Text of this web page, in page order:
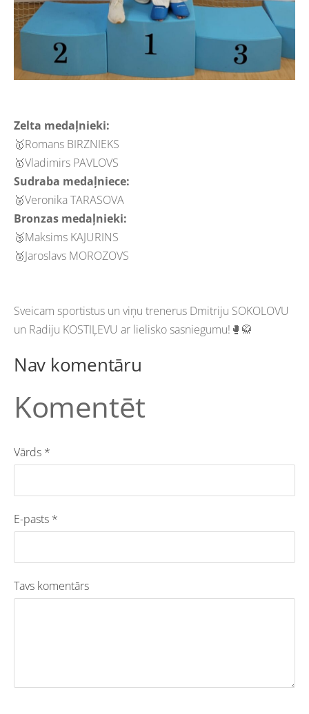
Zelta medaļnieki:
🥇Romans BIRZNIEKS
🥇Vladimirs PAVLOVS
Sudraba medaļniece:
🥈Veronika TARASOVA
Bronzas medaļnieki:
🥉Maksims KAJURINS
🥉Jaroslavs MOROZOVS
Sveicam sportistus un viņu trenerus Dmitriju SOKOLOVU
un Radiju KOSTIĻEVU ar lielisko sasniegumu!🥊🥋
Nav komentāru
Komentēt
Vārds *
E-pasts *
Tavs komentārs